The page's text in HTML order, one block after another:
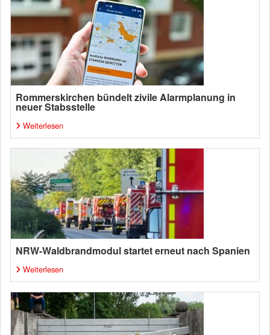
Rommerskirchen bündelt zivile Alarmplanung in
neuer Stabsstelle
Weiterlesen
NRW-Waldbrandmodul startet erneut nach Spanien
Weiterlesen